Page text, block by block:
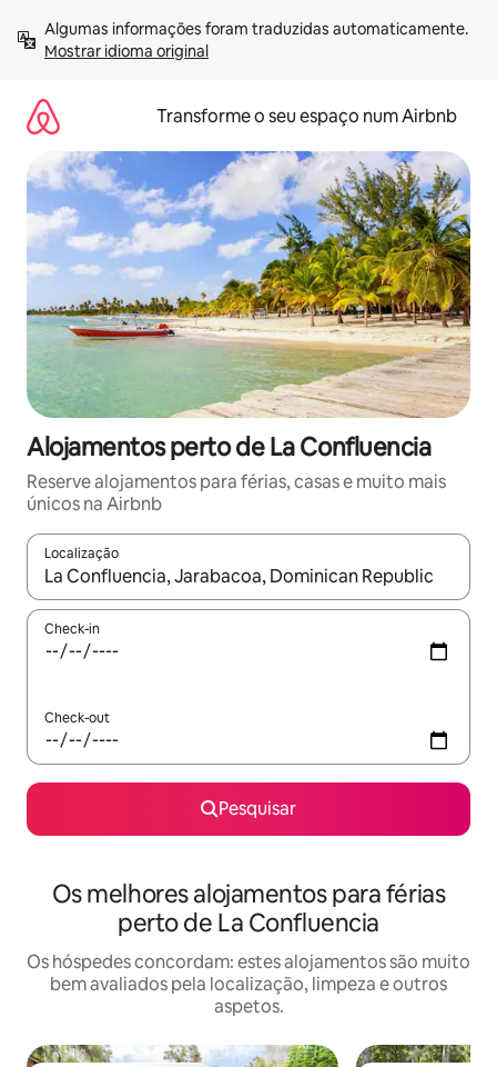
para
Mostrar idioma original
Transforme o seu espaço num Airbnb
Alojamentos perto de La Confluencia
Reserve alojamentos para férias, casas e muito mais
únicos na Airbnb
Localização
Quando os resultados estiverem disponíveis, navegue com
Check-in
Check-out
Pesquisar
Os melhores alojamentos para férias
perto de La Confluencia
Os hóspedes concordam: estes alojamentos são muito
bem avaliados pela localização, limpeza e outros
aspetos.